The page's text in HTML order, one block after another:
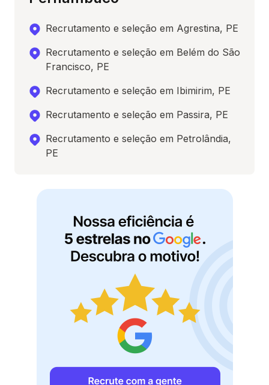
Recrutamento e seleção em Agrestina, PE
Recrutamento e seleção em Belém do São
Francisco, PE
Recrutamento e seleção em Ibimirim, PE
Recrutamento e seleção em Passira, PE
Recrutamento e seleção em Petrolândia,
PE